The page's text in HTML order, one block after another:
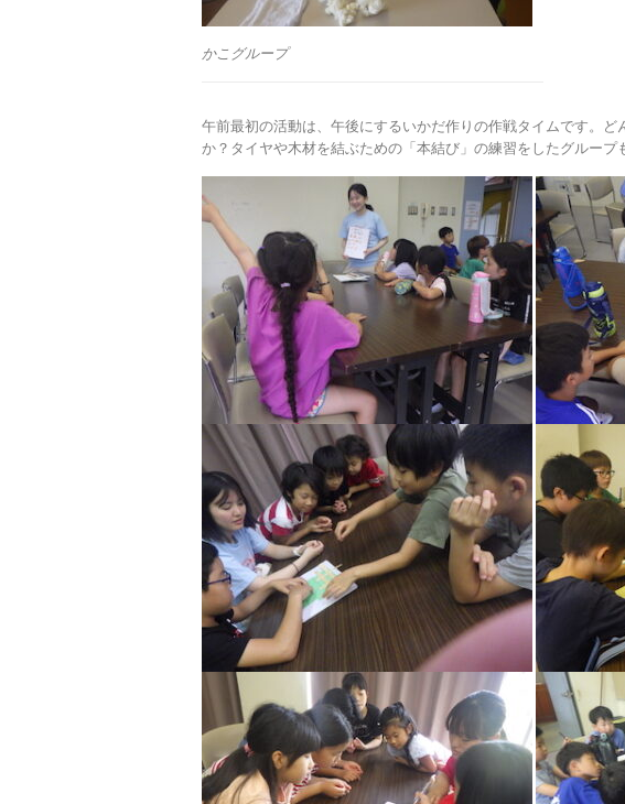
かこグループ
午前最初の活動は、午後にするいかだ作りの作戦タイムです。ど
か？タイヤや木材を結ぶための「本結び」の練習をしたグループ